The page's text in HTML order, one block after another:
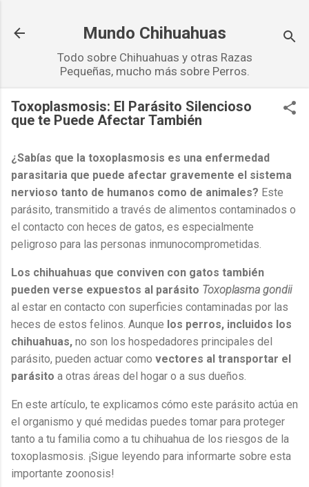
Mundo Chihuahuas
Todo sobre Chihuahuas y otras Razas
Pequeñas, mucho más sobre Perros.
Toxoplasmosis: El Parásito Silencioso
que te Puede Afectar También
¿Sabías que la toxoplasmosis es una enfermedad
parasitaria que puede afectar gravemente el sistema
nervioso tanto de humanos como de animales? Este
parásito, transmitido a través de alimentos contaminados o
el contacto con heces de gatos, es especialmente
peligroso para las personas inmunocomprometidas.
Los chihuahuas que conviven con gatos también
pueden verse expuestos al parásito Toxoplasma gondii
al estar en contacto con superficies contaminadas por las
heces de estos felinos. Aunque los perros, incluidos los
chihuahuas, no son los hospedadores principales del
parásito, pueden actuar como vectores al transportar el
parásito a otras áreas del hogar o a sus dueños.
En este artículo, te explicamos cómo este parásito actúa en
el organismo y qué medidas puedes tomar para proteger
tanto a tu familia como a tu chihuahua de los riesgos de la
toxoplasmosis. ¡Sigue leyendo para informarte sobre esta
importante zoonosis!